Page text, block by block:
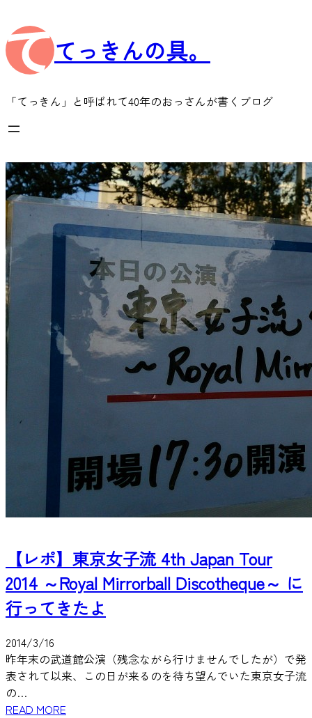
容
を
ス
ッ
てっきんの具。
「てっきん」と呼ばれて40年のおっさんが書くブログ
【レポ】東京女子流 4th Japan Tour
2014 ～Royal Mirrorball Discotheque～ に
行ってきたよ
2014/3/16
昨年末の武道館公演（残念ながら行けませんでしたが）で発
表されて以来、この日が来るのを待ち望んでいた東京女子流
の…
READ MORE